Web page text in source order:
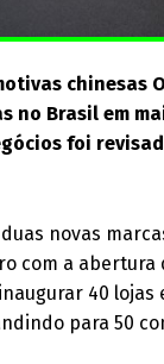
chinesas
no Brasil em
foi
duas novas
com a
40 lojas
para 50